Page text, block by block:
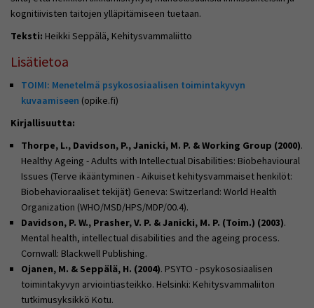
kognitiivisten taitojen ylläpitämiseen tuetaan.
Teksti: Heikki Seppälä, Kehitysvammaliitto
Lisätietoa
TOIMI: Menetelmä psykososiaalisen toimintakyvyn
kuvaamiseen (opike.fi)
Kirjallisuutta:
Thorpe, L., Davidson, P., Janicki, M. P. & Working Group (2000).
Healthy Ageing - Adults with Intellectual Disabilities: Biobehavioural
Issues (Terve ikääntyminen - Aikuiset kehitysvammaiset henkilöt:
Biobehavioraaliset tekijät) Geneva: Switzerland: World Health
Organization (WHO/MSD/HPS/MDP/00.4).
Davidson, P. W., Prasher, V. P. & Janicki, M. P. (Toim.) (2003).
Mental health, intellectual disabilities and the ageing process.
Cornwall: Blackwell Publishing.
Ojanen, M. & Seppälä, H. (2004). PSYTO - psykososiaalisen
toimintakyvyn arviointiasteikko. Helsinki: Kehitysvammaliiton
tutkimusyksikkö Kotu.